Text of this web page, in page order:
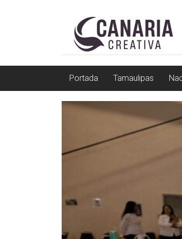
EDITOR
DE
TAMAULIPAS
Portada Tamaulipas